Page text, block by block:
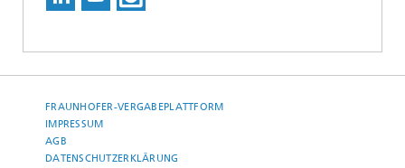
FRAUNHOFER-VERGABEPLATTFORM
IMPRESSUM
AGB
DATENSCHUTZERKLÄRUNG